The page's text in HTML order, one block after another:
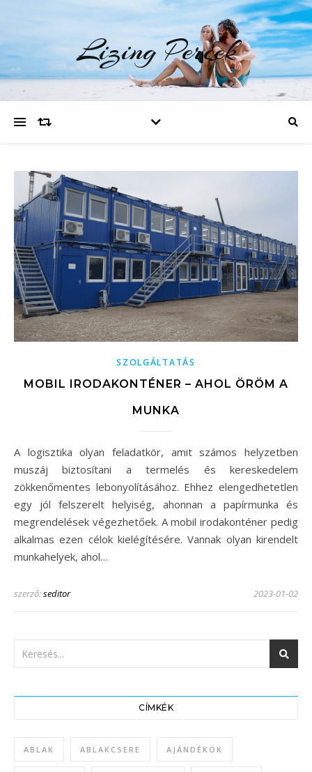
Lizing Percek
SZOLGÁLTATÁS
MOBIL IRODAKONTÉNER – AHOL ÖRÖM A
MUNKA
A logisztika olyan feladatkör, amit számos helyzetben
muszáj biztosítani a termelés és kereskedelem
zökkenőmentes lebonyolításához. Ehhez elengedhetetlen
egy jól felszerelt helyiség, ahonnan a papírmunka és
megrendelések végezhetőek. A mobil irodakonténer pedig
alkalmas ezen célok kielégítésére. Vannak olyan kirendelt
munkahelyek, ahol…
szerző:seditor 2023-01-02
CÍMKÉK
ABLAK ABLAKCSERE AJÁNDÉKOK